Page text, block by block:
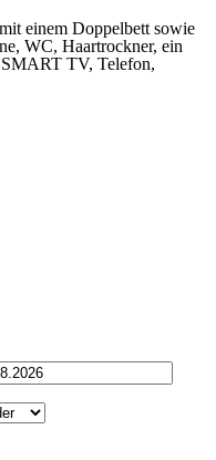
einem Doppelbett sowie
WC, Haartrockner, ein
TV, Telefon,